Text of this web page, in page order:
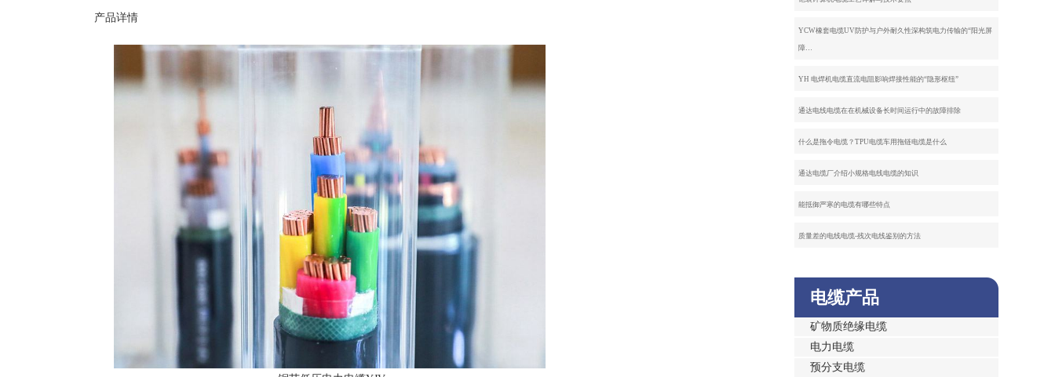
产品详情
YCW橡套电缆UV防护与户外耐久性深构筑电力传输的“阳光屏
障…
YH 电焊机电缆直流电阻影响焊接性能的“隐形枢纽”
通达电线电缆在在机械设备长时间运行中的故障排除
什么是拖令电缆？TPU电缆车用拖链电缆是什么
通达电缆厂介绍小规格电线电缆的知识
能抵御严寒的电缆有哪些特点
质量差的电线电缆-残次电线鉴别的方法
电缆产品
矿物质绝缘电缆
电力电缆
预分支电缆